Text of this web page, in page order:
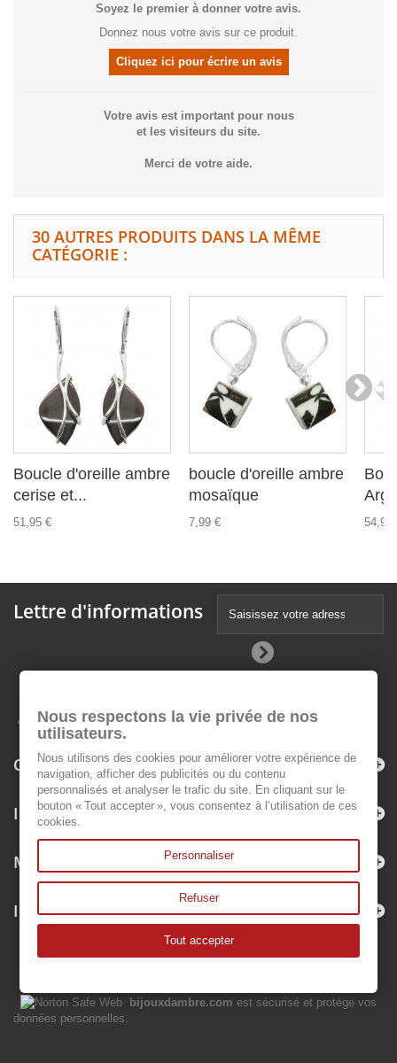
Soyez le premier à donner votre avis.
Donnez nous votre avis sur ce produit.
Cliquez ici pour écrire un avis
Votre avis est important pour nous
et les visiteurs du site.
Merci de votre aide.
30 AUTRES PRODUITS DANS LA MÊME
CATÉGORIE :
Boucle d'oreille ambre
cerise et...
51,95 €
boucle d'oreille ambre
mosaïque
7,99 € 54,99
Lettre d'informations
Catégories
Informations
Mon compte
Informations sur votre boutique
bijouxdambre.com est sécurisé et protège vos
données personnelles.
Nous respectons la vie privée de nos
utilisateurs.
Nous utilisons des cookies pour améliorer votre expérience de
navigation, afficher des publicités ou du contenu
personnalisés et analyser le trafic du site. En cliquant sur le
bouton « Tout accepter », vous consentez à l’utilisation de ces
cookies.
Personnaliser
Refuser
Tout accepter